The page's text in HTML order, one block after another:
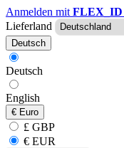
Anmelden mit FLEX_ID
Lieferland
Deutsch
Deutsch
English
€ Euro
£ GBP
€ EUR